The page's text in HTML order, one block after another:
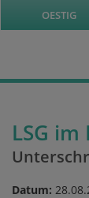
OESTIG
LSG
Datum: